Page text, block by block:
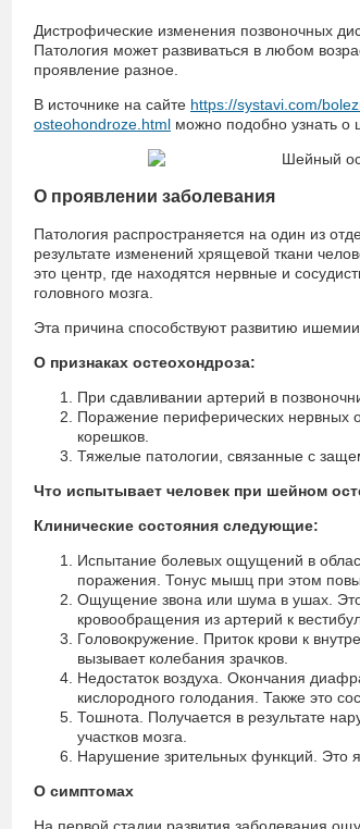
Дистрофические изменения позвоночных
Патология может развиваться в любом
проявление разное.
В источнике на сайте https://systavi.com/
osteohondroze.html можно подобно узнать о
О проявлении заболевания
Патология распространяется на один из
результате изменений хрящевой ткани
это центр, где находятся нервные и
головного мозга.
Эта причина способствуют развитию ишемии
О признаках остеохондроза:
При сдавливании артерий в
Поражение периферических нервных
корешков.
Тяжелые патологии, связанные с
Что испытывает человек при шейном
Клинические состояния следующие:
Испытание болевых ощущений в
поражения. Тонус мышц при этом
Ощущение звона или шума в ушах. Это
кровообращения из артерий к
Головокружение. Приток крови к
вызывает колебания зрачков.
Недостаток воздуха. Окончания
кислородного голодания. Также это
Тошнота. Получается в результате
участков мозга.
Нарушение зрительных функций. Это
О симптомах
На первой стадии развития заболевания